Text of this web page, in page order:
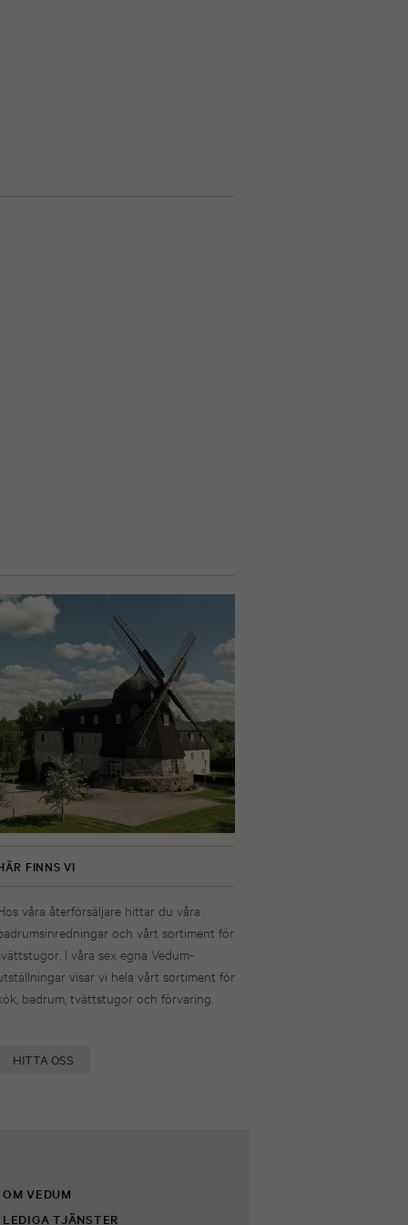
FINNS VI
våra återförsäljare hittar du våra
och vårt sortiment för
I våra sex egna Vedum-
visar vi hela vårt sortiment för
badrum, tvättstugor och förvaring.
HITTA OSS
OM VEDUM
LEDIGA TJÄNSTER